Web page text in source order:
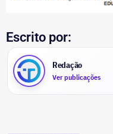
Escrito por:
Redação
Ver publicações